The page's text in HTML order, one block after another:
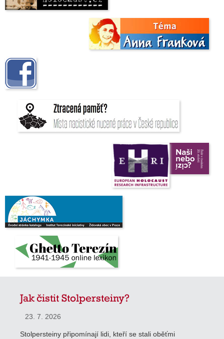
Jak čistit Stolpersteiny?
23. 7. 2026
Stolpersteiny připomínají lidi, kteří se stali oběťmi